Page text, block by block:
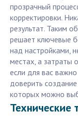
прозрачный
корректировки.
результат. Таким
решает ключевые
над настройками,
местах, а затраты
если для вас
доверить
которых можно
Технические